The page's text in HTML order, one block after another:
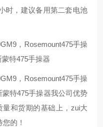
时，建议备用第二套电池
，Rosemount475手操
特475手操器
，Rosemount475手操
特475手操器我公司优势
和货期的基础上，zui大
的！